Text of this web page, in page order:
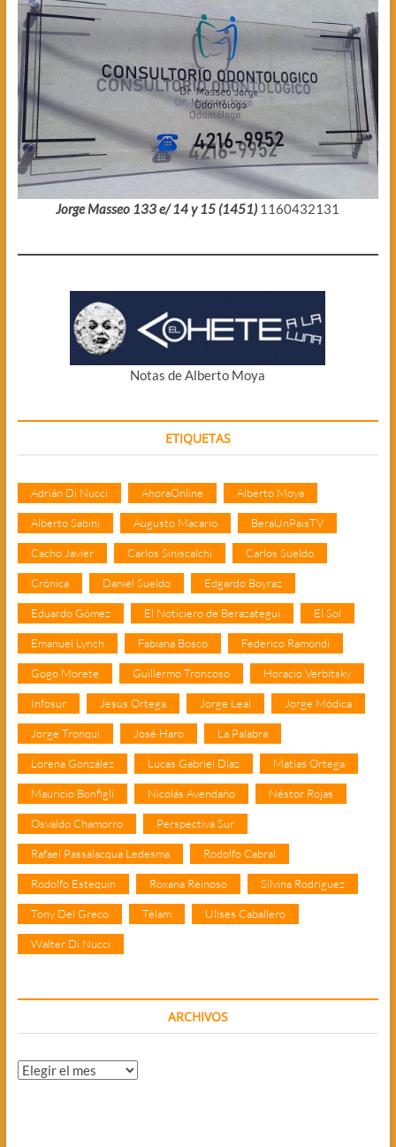
Jorge Masseo 133 e/ 14 y 15 (1451) 1160432131
Notas de Alberto Moya
ETIQUETAS
Adrián Di Nucci AhoraOnline Alberto Moya
Alberto Sabini Augusto Macario BeraUnPaisTV
Cacho Javier Carlos Siniscalchi Carlos Sueldo
Crónica Daniel Sueldo Edgardo Boyraz
Eduardo Gómez El Noticiero de Berazategui El Sol
Emanuel Lynch Fabiana Bosco Federico Ramondi
Gogo Morete Guillermo Troncoso Horacio Verbitsky
Infosur Jesús Ortega Jorge Leal Jorge Módica
Jorge Tronqui José Haro La Palabra
Lorena González Lucas Gabriel Díaz Matías Ortega
Mauricio Bonfigli Nicolás Avendaño Néstor Rojas
Osvaldo Chamorro Perspectiva Sur
Rafael Passalacqua Ledesma Rodolfo Cabral
Rodolfo Estequin Roxana Reinoso Silvina Rodríguez
Tony Del Greco Télam Ulises Caballero
Walter Di Nucci
ARCHIVOS
Archivos